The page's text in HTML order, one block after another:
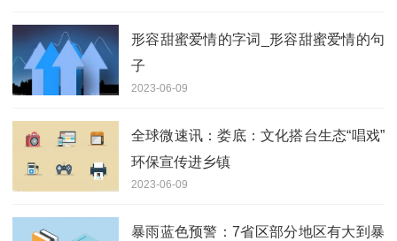
形容甜蜜爱情的字词_形容甜蜜爱情的句
子
2023-06-09
全球微速讯：娄底：文化搭台生态“唱戏”
环保宣传进乡镇
2023-06-09
暴雨蓝色预警：7省区部分地区有大到暴